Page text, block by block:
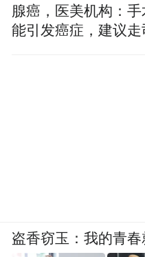
腺癌，医美机构：手
能引发癌症，建议走
盗香窃玉：我的青